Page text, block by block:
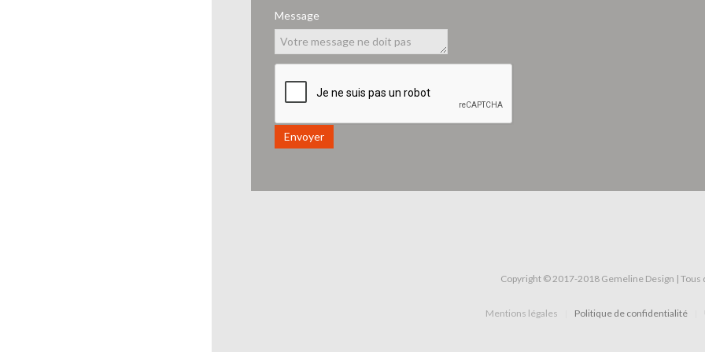
Message
Envoyer
Copyright © 2017-2018 Gemeline Design |
Mentions légales Politique de confidentialité